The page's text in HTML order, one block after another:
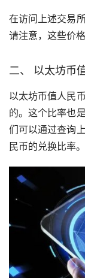
在访问上述交易
请注意，这些价
二、 以太坊币
以太坊币值人民
的。这个比率也
们可以通过查询
民币的兑换比率。